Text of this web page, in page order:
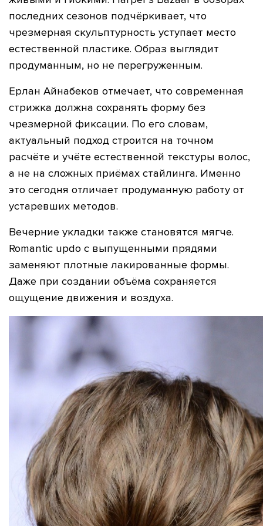
последних сезонов подчёркивает, что
чрезмерная скульптурность уступает место
естественной пластике. Образ выглядит
продуманным, но не перегруженным.
Ерлан Айнабеков отмечает, что современная
стрижка должна сохранять форму без
чрезмерной фиксации. По его словам,
актуальный подход строится на точном
расчёте и учёте естественной текстуры волос,
а не на сложных приёмах стайлинга. Именно
это сегодня отличает продуманную работу от
устаревших методов.
Вечерние укладки также становятся мягче.
Romantic updo с выпущенными прядями
заменяют плотные лакированные формы.
Даже при создании объёма сохраняется
ощущение движения и воздуха.